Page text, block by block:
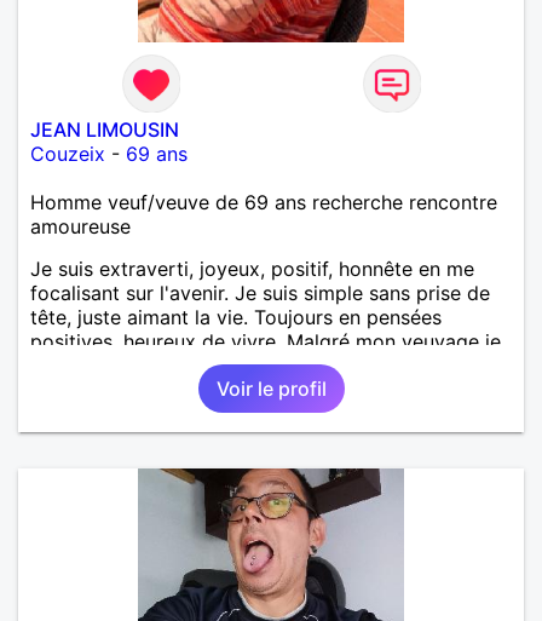
JEAN LIMOUSIN
Couzeix - 69 ans
Homme veuf/veuve de 69 ans recherche rencontre
amoureuse
Je suis extraverti, joyeux, positif, honnête en me
focalisant sur l'avenir. Je suis simple sans prise de
tête, juste aimant la vie. Toujours en pensées
positives, heureux de vivre. Malgré mon veuvage je
me tourne vers l'avenir pour une deuxième vie
intense, remplie de joie, de tendresse et pourquoi
pas par la suite d'amour. Déjà dans un premier
temps, se connaître, puis s'apprécier et ensuite
d'étude, je ne me prends pas la tête sur ce niveau.
Mon meilleurs diplôme étant le CEP certificat
d'étude primaire. Avec ce diplôme on sait que je
sais lire, écrire et compter. En raison de mes
principes je ne corresponds pas avec les
demoiselles approchant les moins de 60 ans
Voir le profil